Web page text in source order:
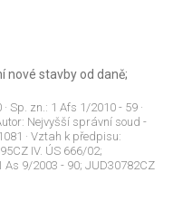
nové stavby od daně;
· Sp. zn.: 1 Afs 1/2010 - 59 ·
Nejvyšší správní soud -
· Vztah k předpisu:
IV. ÚS 666/02;
As 9/2003 - 90; JUD30782CZ